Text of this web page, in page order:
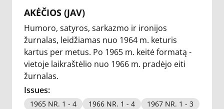
AKĖČIOS (JAV)
Humoro, satyros, sarkazmo ir ironijos
žurnalas, leidžiamas nuo 1964 m. keturis
kartus per metus. Po 1965 m. keitė formatą -
vietoje laikraštėlio nuo 1966 m. pradėjo eiti
žurnalas.
Issues:
1965 NR. 1 - 4 1966 NR. 1 - 4
1967 NR. 1 - 3